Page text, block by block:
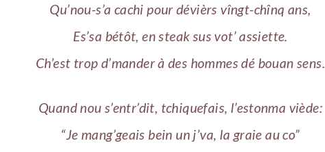
Qu’nou-s’a cachi pour dévièrs vîngt-chînq ans,
Es’sa bétôt, en steak sus vot’ assiette.
Ch’est trop d’mander à des hommes dé bouan sens.
Quand nou s’entr’dit, tchiquefais, l’estonma viède:
“Je mang’geais bein un j’va, la graie au co”